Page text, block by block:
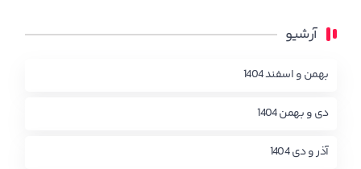
آرشیو
بهمن و اسفند 1404
دی و بهمن 1404
آذر و دی 1404